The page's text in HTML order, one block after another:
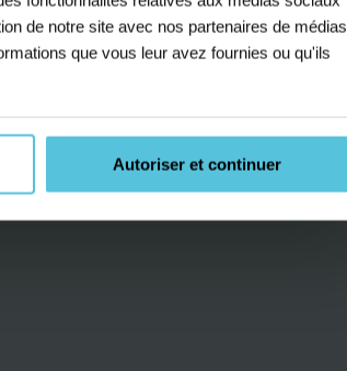
de notre site avec nos partenaires de médias
que vous leur avez fournies ou qu'ils
Autoriser et continuer